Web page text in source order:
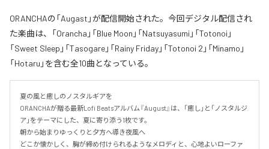
ORANCHAの「Augast」が配信開始された。今回デジタル配信され
た楽曲は、「Orancha」「Blue Moon」「Natsuyasumi」「Totonoi」
「Sweet Sleep」「Tasogare」「Rainy Friday」「Totonoi 2」「Minamo」
「Hotaru」を含む全10曲となっている。
夏の風と癒しのノスタルギアを
ORANCHAが贈る最新Lofi Beatsアルバム『August』は、「癒し」と「ノスタルジ
ア」をテーマにした、夏に寄り添う1枚です。
朝から始まりゆっくりと夕方へ導き夜風へ
どこか懐かしく、胸が締め付けられるようなメロディと、心地よいローファ